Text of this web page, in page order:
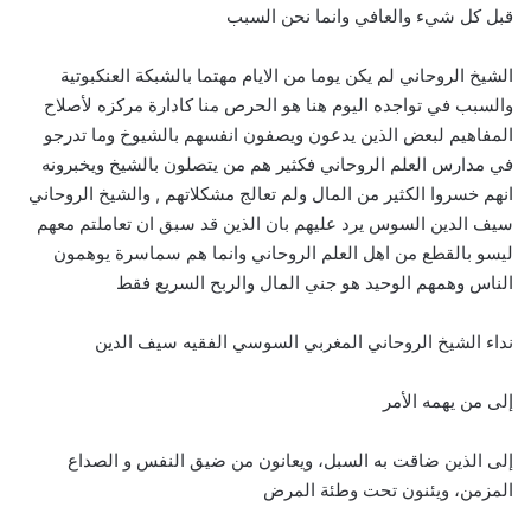
قبل كل شيء والعافي وانما نحن السبب
الشيخ الروحاني لم يكن يوما من الايام مهتما بالشبكة العنكبوتية
والسبب في تواجده اليوم هنا هو الحرص منا كادارة مركزه لأصلاح
المفاهيم لبعض الذين يدعون ويصفون انفسهم بالشيوخ وما تدرجو
في مدارس العلم الروحاني فكثير هم من يتصلون بالشيخ ويخبرونه
انهم خسروا الكثير من المال ولم تعالج مشكلاتهم , والشيخ الروحاني
سيف الدين السوس يرد عليهم بان الذين قد سبق ان تعاملتم معهم
ليسو بالقطع من اهل العلم الروحاني وانما هم سماسرة يوهمون
الناس وهمهم الوحيد هو جني المال والربح السريع فقط
نداء الشيخ الروحاني المغربي السوسي الفقيه سيف الدين
إلى من يهمه الأمر
إلى الذين ضاقت به السبل، ويعانون من ضيق النفس و الصداع
المزمن، ويئنون تحت وطئة المرض